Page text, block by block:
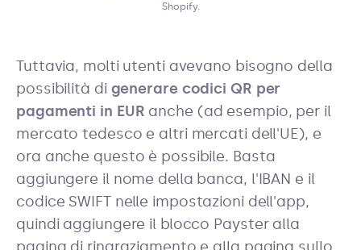
Shopify.
Tuttavia, molti utenti avevano bisogno della
possibilità di generare codici QR per
pagamenti in EUR anche (ad esempio, per il
mercato tedesco e altri mercati dell'UE), e
ora anche questo è possibile. Basta
aggiungere il nome della banca, l'IBAN e il
codice SWIFT nelle impostazioni dell'app,
quindi aggiungere il blocco Payster alla